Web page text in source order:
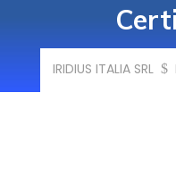
IRIDIUS ITALIA SRL $